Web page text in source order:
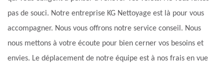
pas de souci. Notre entreprise KG Nettoyage est là pour vous
accompagner. Nous vous offrons notre service conseil. Nous
nous mettons à votre écoute pour bien cerner vos besoins et
envies. Le déplacement de notre équipe est à nos frais en vue